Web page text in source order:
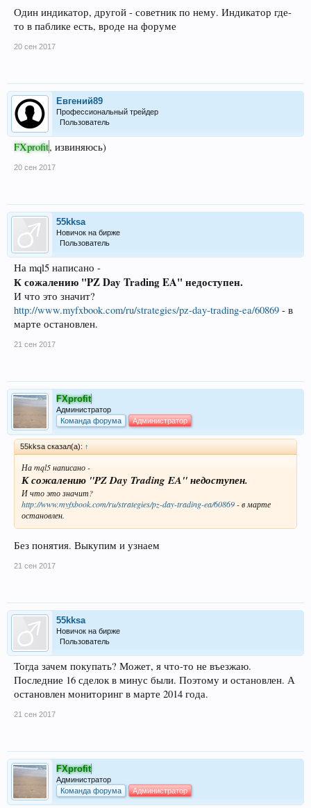
Один индикатор, другой - советник по нему. Индикатор где-
то в паблике есть, вроде на форуме
20 сен 2017
Евгений89
Профессиональный трейдер
Пользователь
FXprofit, извиняюсь)
20 сен 2017
55kksa
Новичок на бирже
Пользователь
На mql5 написано -
К сожалению "PZ Day Trading EA" недоступен.
И что это значит?
http://www.myfxbook.com/ru/strategies/pz-day-trading-ea/60869 - в
марте остановлен.
21 сен 2017
FXprofit
Администратор
Команда форума
Администратор
55kksa сказал(а): ↑
На mql5 написано -
К сожалению "PZ Day Trading EA" недоступен.
И что это значит?
http://www.myfxbook.com/ru/strategies/pz-day-trading-ea/60869- в марте
остановлен.
Без понятия. Выкупим и узнаем
21 сен 2017
55kksa
Новичок на бирже
Пользователь
Тогда зачем покупать? Может, я что-то не въезжаю.
Последние 16 сделок в минус были. Поэтому и остановлен. А
остановлен мониторинг в марте 2014 года.
21 сен 2017
FXprofit
Администратор
Команда форума
Администратор